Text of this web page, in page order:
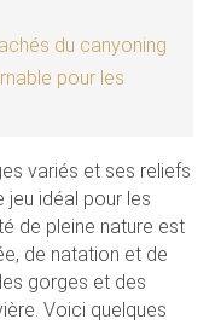
du canyoning
pour les
variés et ses reliefs
jeu idéal pour les
de pleine nature est
de natation et de
gorges et des
Voici quelques